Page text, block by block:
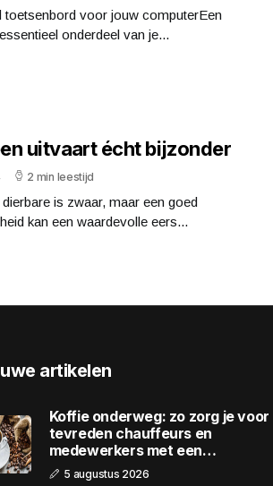
toetsenbord voor jouw computerEen
onderdeel van je...
uitvaart écht bijzonder
2 min leestijd
is zwaar, maar een goed
kan een waardevolle eers...
artikelen
Koffie onderweg: zo zorg je voor
tevreden chauffeurs en
medewerkers met een
wagenpark
5 augustus 2026